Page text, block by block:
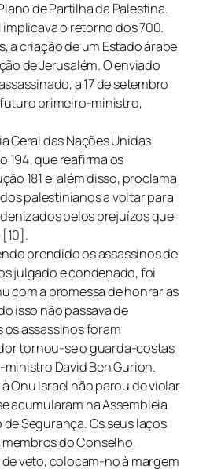
de Partilha da Palestina.
implicava o retorno dos 700.
a criação de um Estado árabe
de Jerusalém. O enviado
a 17 de setembro
primeiro-ministro,
Geral das Nações Unidas
194, que reafirma os
181 e, além disso, proclama
palestinianos a voltar para
pelos prejuízos que
prendido os assassinos de
julgado e condenado, foi
com a promessa de honrar as
isso não passava de
os assassinos foram
tornou-se o guarda-costas
David Ben Gurion.
Onu Israel não parou de violar
acumularam na Assembleia
Segurança. Os seus laços
do Conselho,
veto, colocam-no à margem